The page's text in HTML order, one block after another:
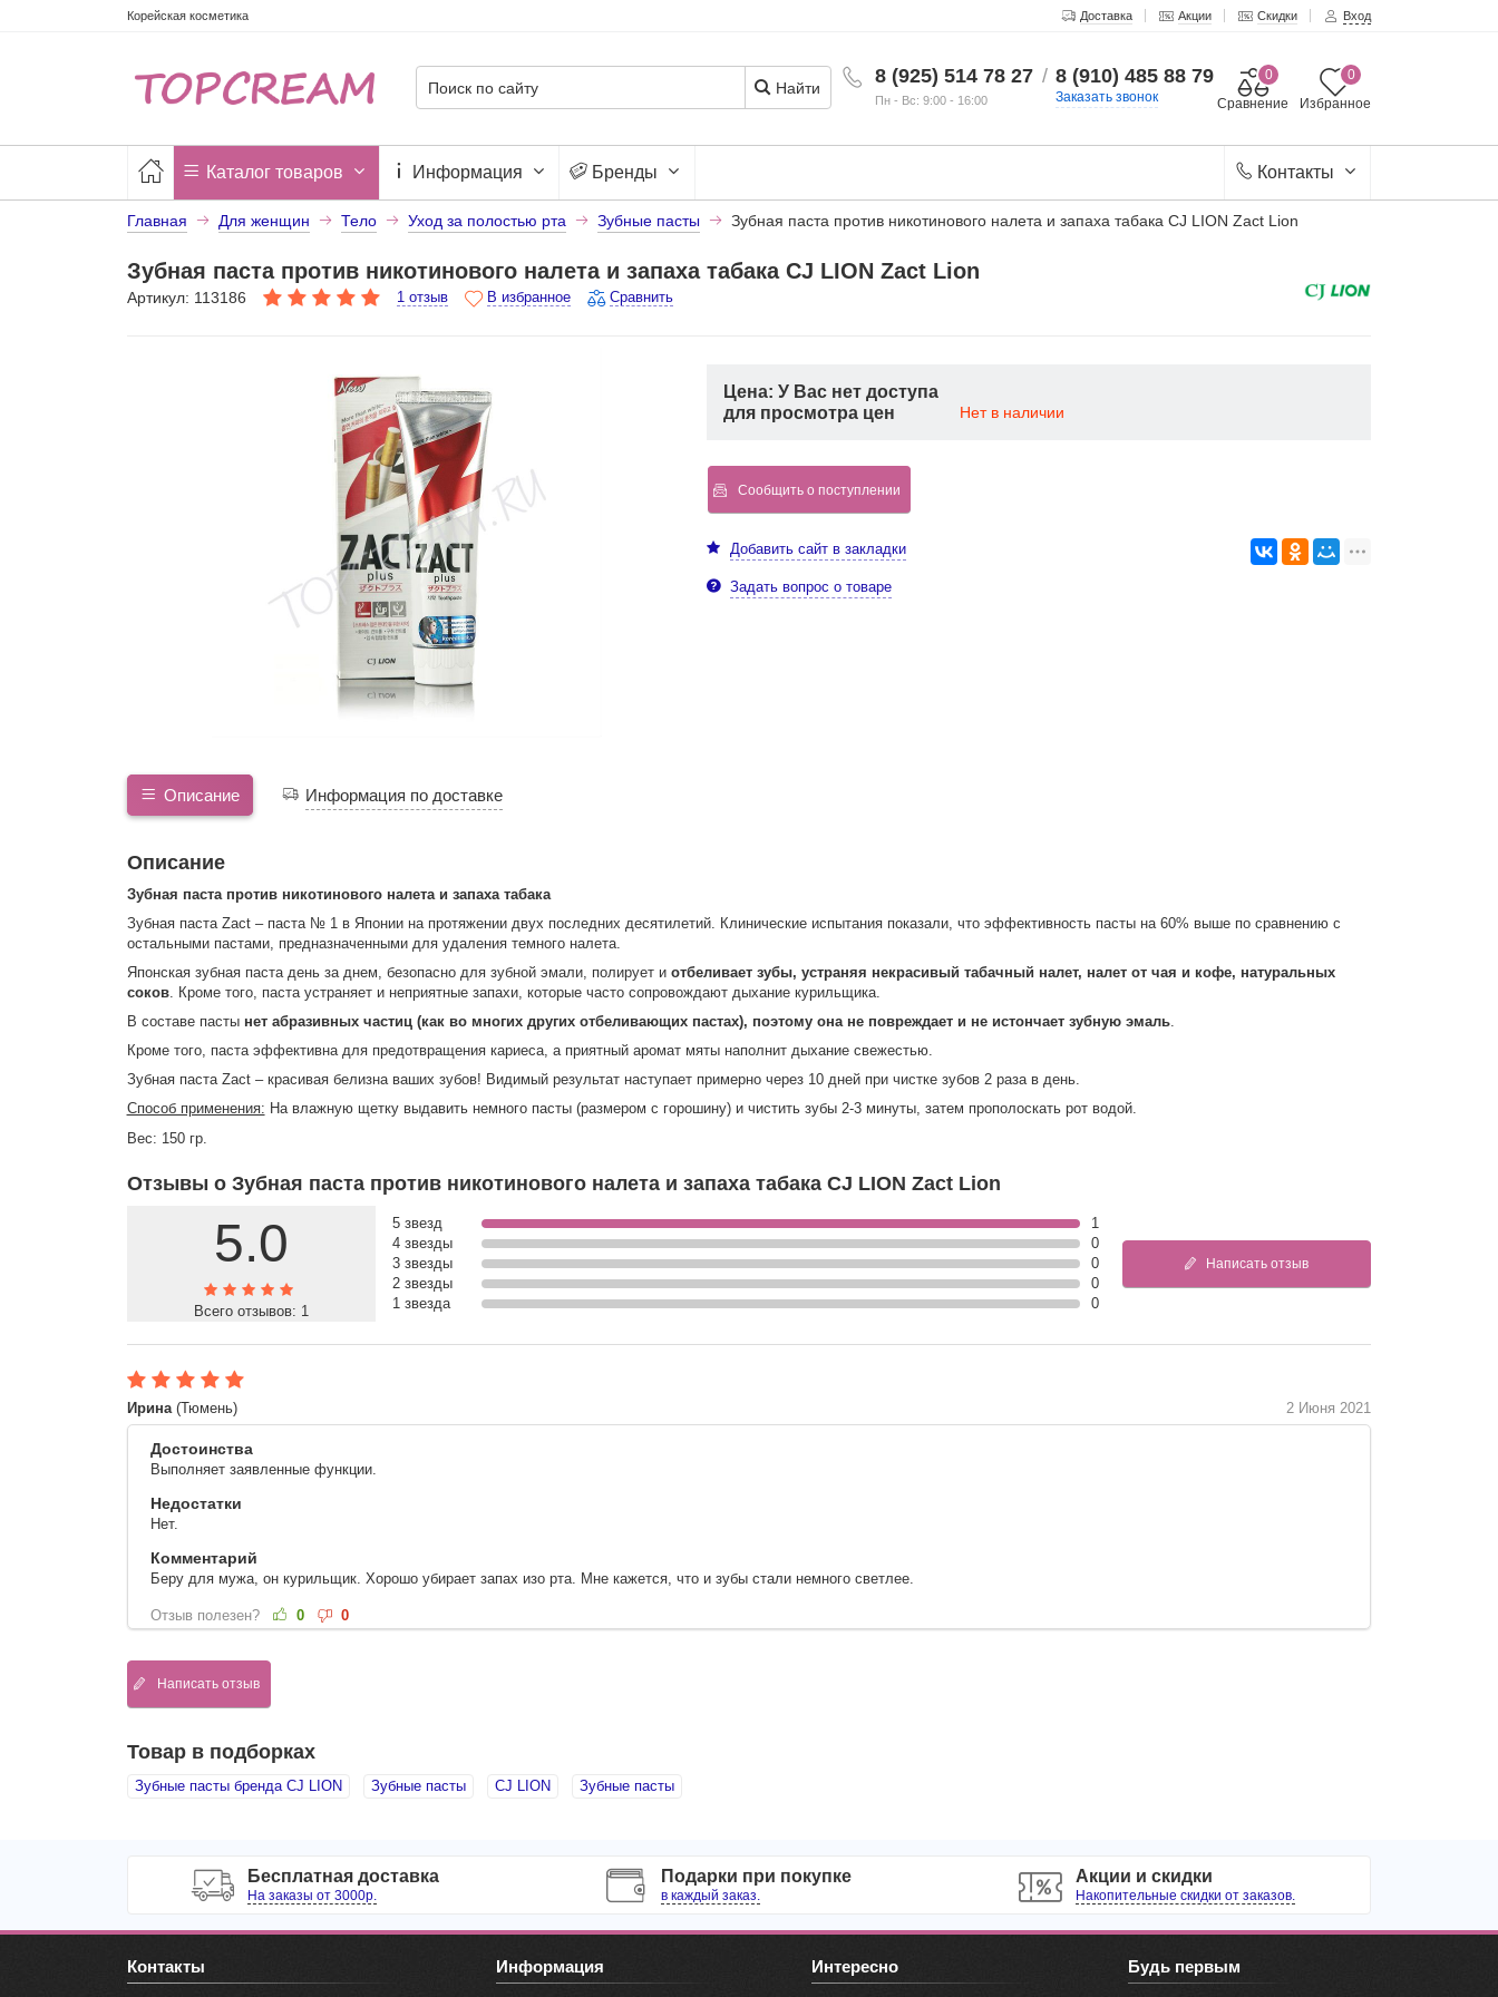
Корейская косметика Доставка Акции Скидки Вход
8 (925) 514 78 27
Пн - Вс: 9:00 - 16:00
/ 8 (910) 485 88 79
Заказать звонок Избранное
0
Сравнение
0
Найти
Каталог товаров Информация Бренды Контакты
Главная Для женщин Тело Уход за полостью рта Зубные пасты Зубная паста против никотинового налета и запаха табака CJ LION Zact Lion
Зубная паста против никотинового налета и запаха табака CJ LION Zact Lion
Артикул: 113186 1 отзыв В избранное Сравнить
Цена: У Вас нет доступа
для просмотра цен
Нет в наличии
Сообщить о поступлении
Добавить сайт в закладки
Задать вопрос о товаре
Описание Информация по доставке
Описание
Зубная паста против никотинового налета и запаха табака
Зубная паста Zact – паста № 1 в Японии на протяжении двух последних десятилетий. Клинические испытания показали, что эффективность пасты на 60% выше по сравнению с
остальными пастами, предназначенными для удаления темного налета.
Японская зубная паста день за днем, безопасно для зубной эмали, полирует и отбеливает зубы, устраняя некрасивый табачный налет, налет от чая и кофе, натуральных
соков. Кроме того, паста устраняет и неприятные запахи, которые часто сопровождают дыхание курильщика.
В составе пасты нет абразивных частиц (как во многих других отбеливающих пастах), поэтому она не повреждает и не истончает зубную эмаль.
Кроме того, паста эффективна для предотвращения кариеса, а приятный аромат мяты наполнит дыхание свежестью.
Зубная паста Zact – красивая белизна ваших зубов! Видимый результат наступает примерно через 10 дней при чистке зубов 2 раза в день.
Способ применения: На влажную щетку выдавить немного пасты (размером с горошину) и чистить зубы 2-3 минуты, затем прополоскать рот водой.
Вес: 150 гр.
Отзывы о Зубная паста против никотинового налета и запаха табака CJ LION Zact Lion
5.0
Всего отзывов: 1
5 звезд
1
4 звезды
0
3 звезды
0
2 звезды
0
1 звезда
0
Написать отзыв
Ирина(Тюмень) 2 Июня 2021
Достоинства
Выполняет заявленные функции.
Недостатки
Нет.
Комментарий
Беру для мужа, он курильщик. Хорошо убирает запах изо рта. Мне кажется, что и зубы стали немного светлее.
Отзыв полезен? 0 0
Написать отзыв
Товар в подборках
Зубные пасты бренда CJ LION Зубные пасты CJ LION Зубные пасты
Бесплатная доставка
На заказы от 3000р.
Подарки при покупке
в каждый заказ.
Акции и скидки
Накопительные скидки от заказов.
Контакты Информация Интересно Будь первым